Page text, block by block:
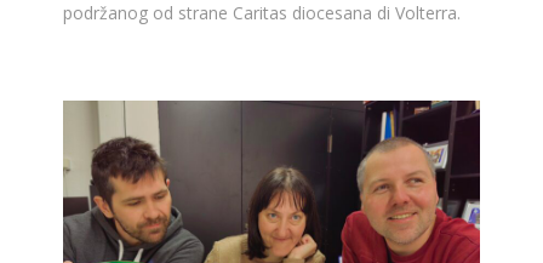
podržanog od strane Caritas diocesana di Volterra.